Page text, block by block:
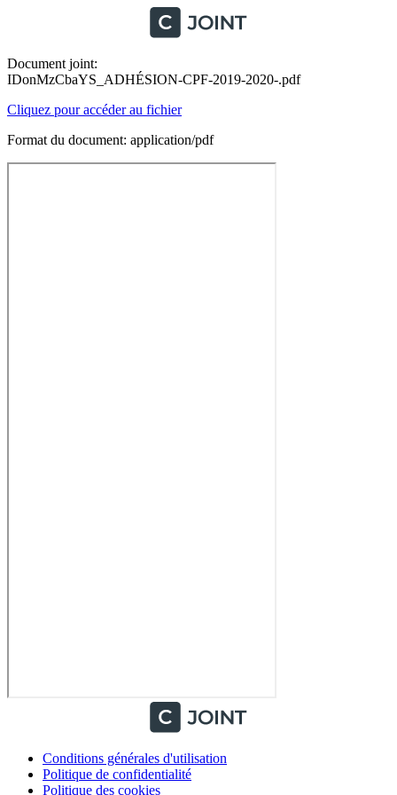
Document joint:
IDonMzCbaYS_ADHÉSION-CPF-2019-2020-.pdf
Cliquez pour accéder au fichier
Format du document: application/pdf
Conditions générales d'utilisation
Politique de confidentialité
Politique des cookies